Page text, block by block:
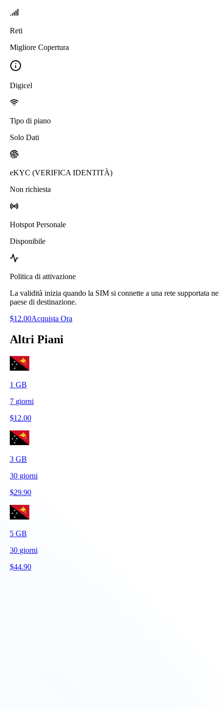
Reti
Migliore Copertura
Digicel
Tipo di piano
Solo Dati
eKYC (VERIFICA IDENTITÀ)
Non richiesta
Hotspot Personale
Disponibile
Politica di attivazione
La validità inizia quando la SIM si connette a una rete supportata
paese di destinazione.
$12.00Acquista Ora
Altri Piani
1 GB
7 giorni
$12.00
3 GB
30 giorni
$29.90
5 GB
30 giorni
$44.90